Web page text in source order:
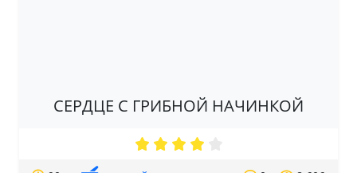
СЕРДЦЕ С ГРИБНОЙ НАЧИНКОЙ